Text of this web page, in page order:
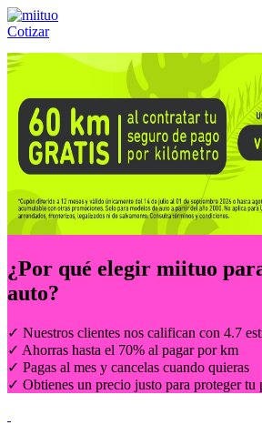
Cotizar
Llámanos al:(55) 84-21-05-00 ó
¿Por qué elegir miituo
auto?
✓ Nuestros clientes nos califican con 4.7
✓ Ahorras hasta el 70% al pagar por km
✓ Pagas al mes y cancelas cuando quieras
✓ Obtienes un precio justo para proteger tu